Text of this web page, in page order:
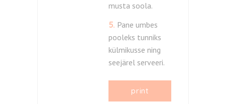
musta soola.
5. Pane umbes
pooleks tunniks
külmikusse ning
seejärel serveeri.
print